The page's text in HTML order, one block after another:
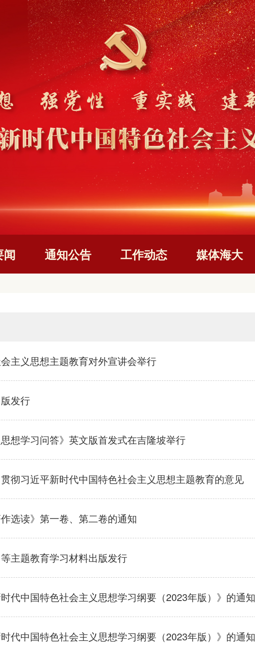
闻 通知公告 工作动态 媒体海大
主义思想主题教育对外宣讲会举行
发行
想学习问答》英文版首发式在吉隆坡举行
彻习近平新时代中国特色社会主义思想主题教育的意见
选读》第一卷、第二卷的通知
主题教育学习材料出版发行
代中国特色社会主义思想学习纲要（2023年版）》的通知
代中国特色社会主义思想学习纲要（2023年版）》的通知